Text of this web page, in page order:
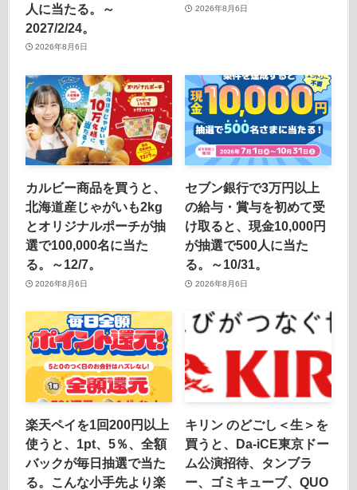
人に当たる。～
2027/2/24。
2026年8月6日
2026年8月6日
カルビー商品を買うと、
北海道産じゃがいも2kg
とオリジナルポーチが抽
選で100,000名に当た
る。～12/7。
2026年8月6日
セブン銀行で3万円以上
の給与・賞与を初めて受
け取ると、現金10,000円
が抽選で500人に当た
る。～10/31。
2026年8月6日
楽天ペイを1回200円以上
使うと、1pt、5％、全額
バックが毎日抽選で当た
る。こんな小手先より楽
キリン のどごし＜生＞を
買うと、Da-iCE東京ドー
ム公演招待、タンブラ
ー、ゴミキューブ、QUO